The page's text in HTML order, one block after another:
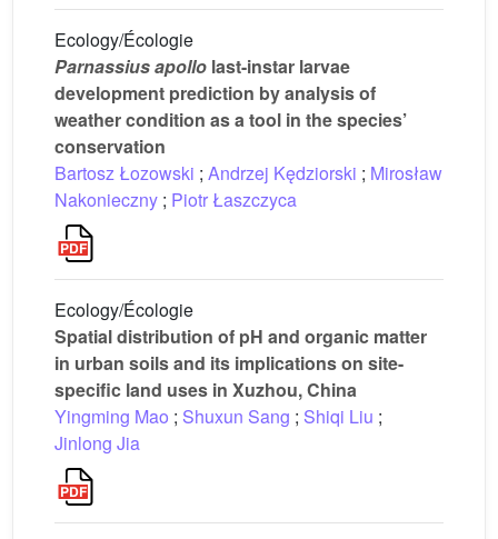
Ecology/Écologie
Parnassius apollo last-instar larvae
development prediction by analysis of
weather condition as a tool in the species’
conservation
Bartosz Łozowski ; Andrzej Kędziorski ; Mirosław
Nakonieczny ; Piotr Łaszczyca
Ecology/Écologie
Spatial distribution of pH and organic matter
in urban soils and its implications on site-
specific land uses in Xuzhou, China
Yingming Mao ; Shuxun Sang ; Shiqi Liu ;
Jinlong Jia